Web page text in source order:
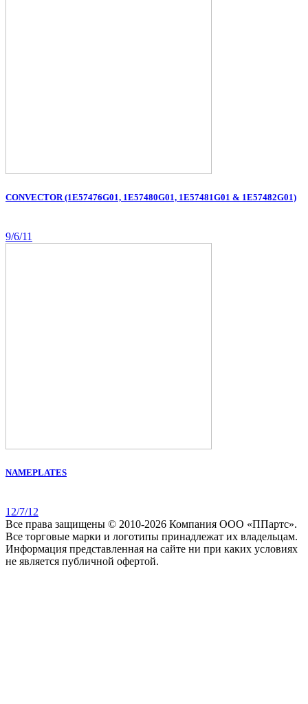
CONVECTOR (1E57476G01, 1E57480G01, 1E57481G01 & 1E57482G01)
9/6/11
NAMEPLATES
12/7/12
Все права защищены © 2010-2026 Компания ООО «ППартс».
Все торговые марки и логотипы принадлежат их владельцам.
Информация представленная на сайте ни при каких условиях
не является публичной офертой.